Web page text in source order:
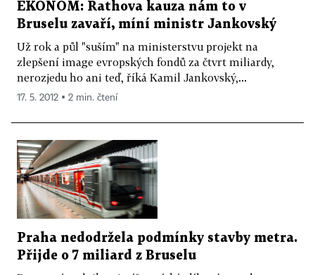
EKONOM: Rathova kauza nám to v
Bruselu zavaří, míní ministr Jankovský
Už rok a půl "suším" na ministerstvu projekt na
zlepšení image evropských fondů za čtvrt miliardy,
nerozjedu ho ani teď, říká Kamil Jankovský,...
17. 5. 2012 ▪ 2 min. čtení
Praha nedodržela podmínky stavby metra.
Přijde o 7 miliard z Bruselu